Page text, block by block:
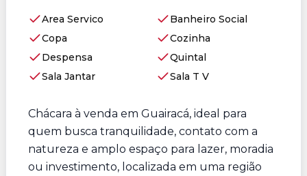
Area Servico
Banheiro Social
Copa
Cozinha
Despensa
Quintal
Sala Jantar
Sala T V
Chácara à venda em Guairacá, ideal para
quem busca tranquilidade, contato com a
natureza e amplo espaço para lazer, moradia
ou investimento, localizada em uma região